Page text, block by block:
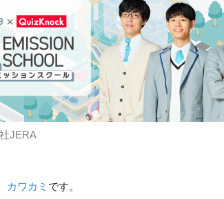
JERA
カワカミ です。